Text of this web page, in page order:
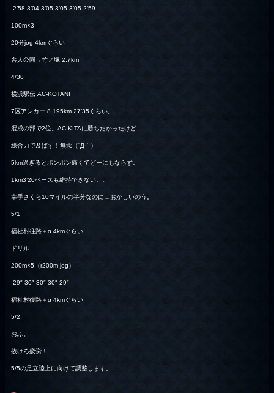
2’58 3’04 3’05 3’05 3’05 2’59
100m×3
20分jog 4kmぐらい
舎人公園→竹ノ塚 2.7km
4/30
横浜駅伝 AC-KOTANI
7区アンカー 8.195km 27’35ぐらい。
混成の部で2位。AC-KITAに勝ちたかったけど、
総合力で及ばず！無念（´Д｀）
5km過ぎるとポンポン痛くてどーにもならず。
1km3’20ペースも維持できない。。
幸手さくら10マイルの半分なのに…おかしいのう。
5/1
福祉村往路＋α 4kmぐらい
ドリル
200m×5（r200m jog）
29″ 30″ 30″ 30″ 29″
福祉村復路＋α 4kmぐらい
5/2
おふ。
抜けろ疲労！
5/5の足立陸上に向けて調整します。